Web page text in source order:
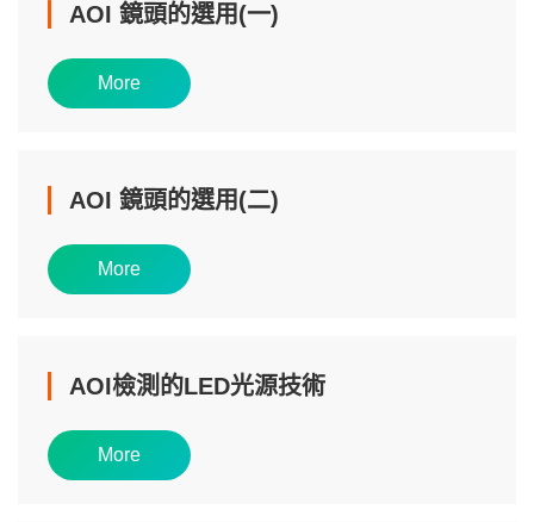
AOI 鏡頭的選用(一)
More
AOI 鏡頭的選用(二)
More
AOI檢測的LED光源技術
More